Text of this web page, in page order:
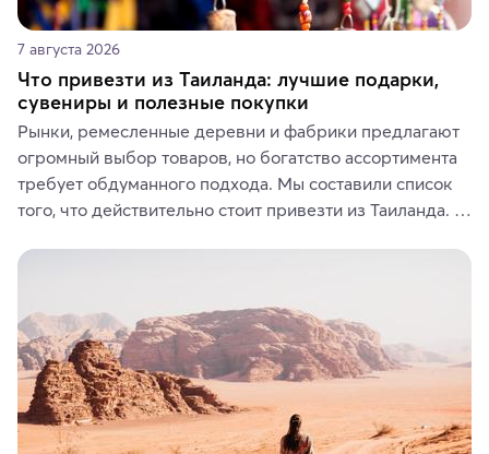
7 августа 2026
Что привезти из Таиланда: лучшие подарки,
сувениры и полезные покупки
Рынки, ремесленные деревни и фабрики предлагают
огромный выбор товаров, но богатство ассортимента
требует обдуманного подхода. Мы составили список
того, что действительно стоит привезти из Таиланда.
средства, одежду, украшения, предметы интерьера
где их купить.